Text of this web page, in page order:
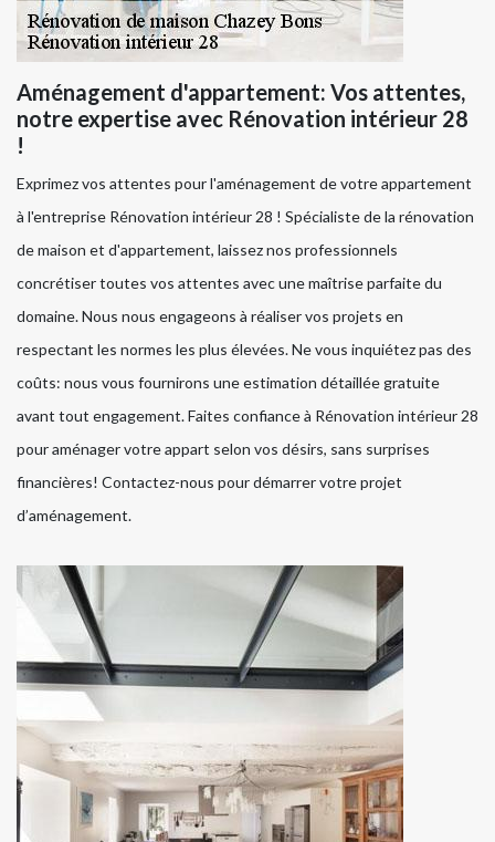
Aménagement d'appartement: Vos attentes,
notre expertise avec Rénovation intérieur 28
!
Exprimez vos attentes pour l'aménagement de votre appartement
à l'entreprise Rénovation intérieur 28 ! Spécialiste de la rénovation
de maison et d'appartement, laissez nos professionnels
concrétiser toutes vos attentes avec une maîtrise parfaite du
domaine. Nous nous engageons à réaliser vos projets en
respectant les normes les plus élevées. Ne vous inquiétez pas des
coûts: nous vous fournirons une estimation détaillée gratuite
avant tout engagement. Faites confiance à Rénovation intérieur 28
pour aménager votre appart selon vos désirs, sans surprises
financières! Contactez-nous pour démarrer votre projet
d’aménagement.